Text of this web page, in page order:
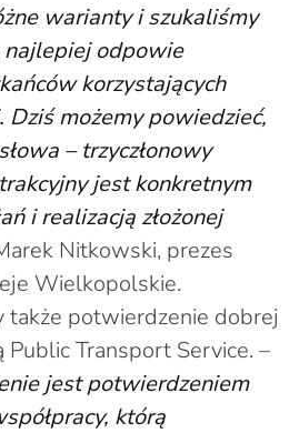
warianty i szukaliśmy
odpowie
korzystających
możemy powiedzieć,
– trzyczłonowy
jest konkretnym
i realizacją złożonej
Nitkowski, prezes
Wielkopolskie.
także potwierdzenie dobrej
Public Transport Service. –
jest potwierdzeniem
którą